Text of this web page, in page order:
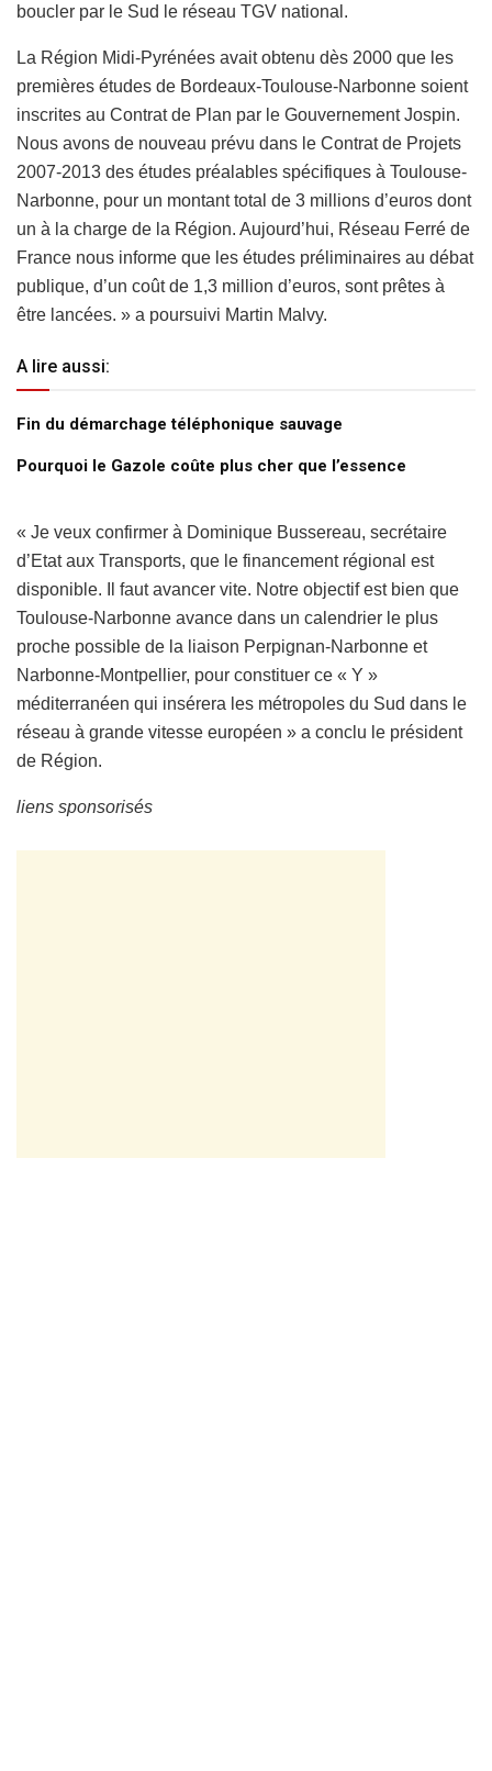
boucler par le Sud le réseau TGV national.
La Région Midi-Pyrénées avait obtenu dès 2000 que les
premières études de Bordeaux-Toulouse-Narbonne soient
inscrites au Contrat de Plan par le Gouvernement Jospin.
Nous avons de nouveau prévu dans le Contrat de Projets
2007-2013 des études préalables spécifiques à Toulouse-
Narbonne, pour un montant total de 3 millions d’euros dont
un à la charge de la Région. Aujourd’hui, Réseau Ferré de
France nous informe que les études préliminaires au débat
publique, d’un coût de 1,3 million d’euros, sont prêtes à
être lancées. » a poursuivi Martin Malvy.
A lire aussi:
Fin du démarchage téléphonique sauvage
Pourquoi le Gazole coûte plus cher que l’essence
« Je veux confirmer à Dominique Bussereau, secrétaire
d’Etat aux Transports, que le financement régional est
disponible. Il faut avancer vite. Notre objectif est bien que
Toulouse-Narbonne avance dans un calendrier le plus
proche possible de la liaison Perpignan-Narbonne et
Narbonne-Montpellier, pour constituer ce « Y »
méditerranéen qui insérera les métropoles du Sud dans le
réseau à grande vitesse européen » a conclu le président
de Région.
liens sponsorisés